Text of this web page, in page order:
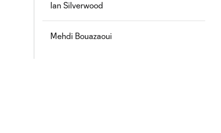
Ian Silverwood
Mehdi Bouazaoui